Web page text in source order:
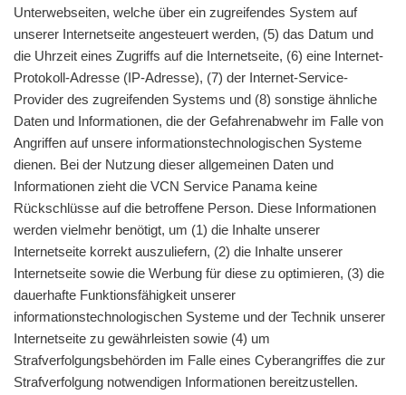
Unterwebseiten, welche über ein zugreifendes System auf
unserer Internetseite angesteuert werden, (5) das Datum und
die Uhrzeit eines Zugriffs auf die Internetseite, (6) eine Internet-
Protokoll-Adresse (IP-Adresse), (7) der Internet-Service-
Provider des zugreifenden Systems und (8) sonstige ähnliche
Daten und Informationen, die der Gefahrenabwehr im Falle von
Angriffen auf unsere informationstechnologischen Systeme
dienen. Bei der Nutzung dieser allgemeinen Daten und
Informationen zieht die VCN Service Panama keine
Rückschlüsse auf die betroffene Person. Diese Informationen
werden vielmehr benötigt, um (1) die Inhalte unserer
Internetseite korrekt auszuliefern, (2) die Inhalte unserer
Internetseite sowie die Werbung für diese zu optimieren, (3) die
dauerhafte Funktionsfähigkeit unserer
informationstechnologischen Systeme und der Technik unserer
Internetseite zu gewährleisten sowie (4) um
Strafverfolgungsbehörden im Falle eines Cyberangriffes die zur
Strafverfolgung notwendigen Informationen bereitzustellen.